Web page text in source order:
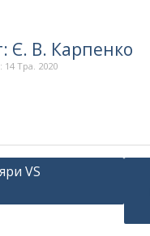
Є. В. Карпенко
14 Тра. 2020
VS